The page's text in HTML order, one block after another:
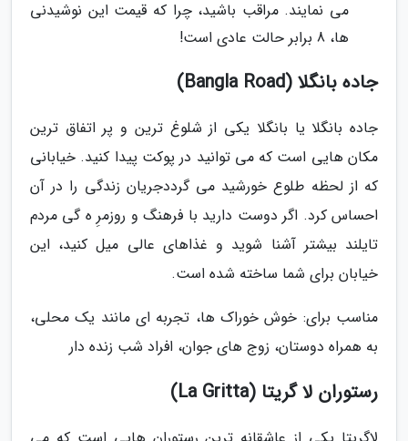
می نمایند. مراقب باشید، چرا که قیمت این نوشیدنی
ها، 8 برابر حالت عادی است!
جاده بانگلا (Bangla Road)
جاده بانگلا یا بانگلا یکی از شلوغ ترین و پر اتفاق ترین
مکان هایی است که می توانید در پوکت پیدا کنید. خیابانی
که از لحظه طلوع خورشید می گرددجریان زندگی را در آن
احساس کرد. اگر دوست دارید با فرهنگ و روزمرِ ه گی مردم
تایلند بیشتر آشنا شوید و غذاهای عالی میل کنید، این
خیابان برای شما ساخته شده است.
مناسب برای: خوش خوراک ها، تجربه ای مانند یک محلی،
به همراه دوستان، زوج های جوان، افراد شب زنده دار
رستوران لا گریتا (La Gritta)